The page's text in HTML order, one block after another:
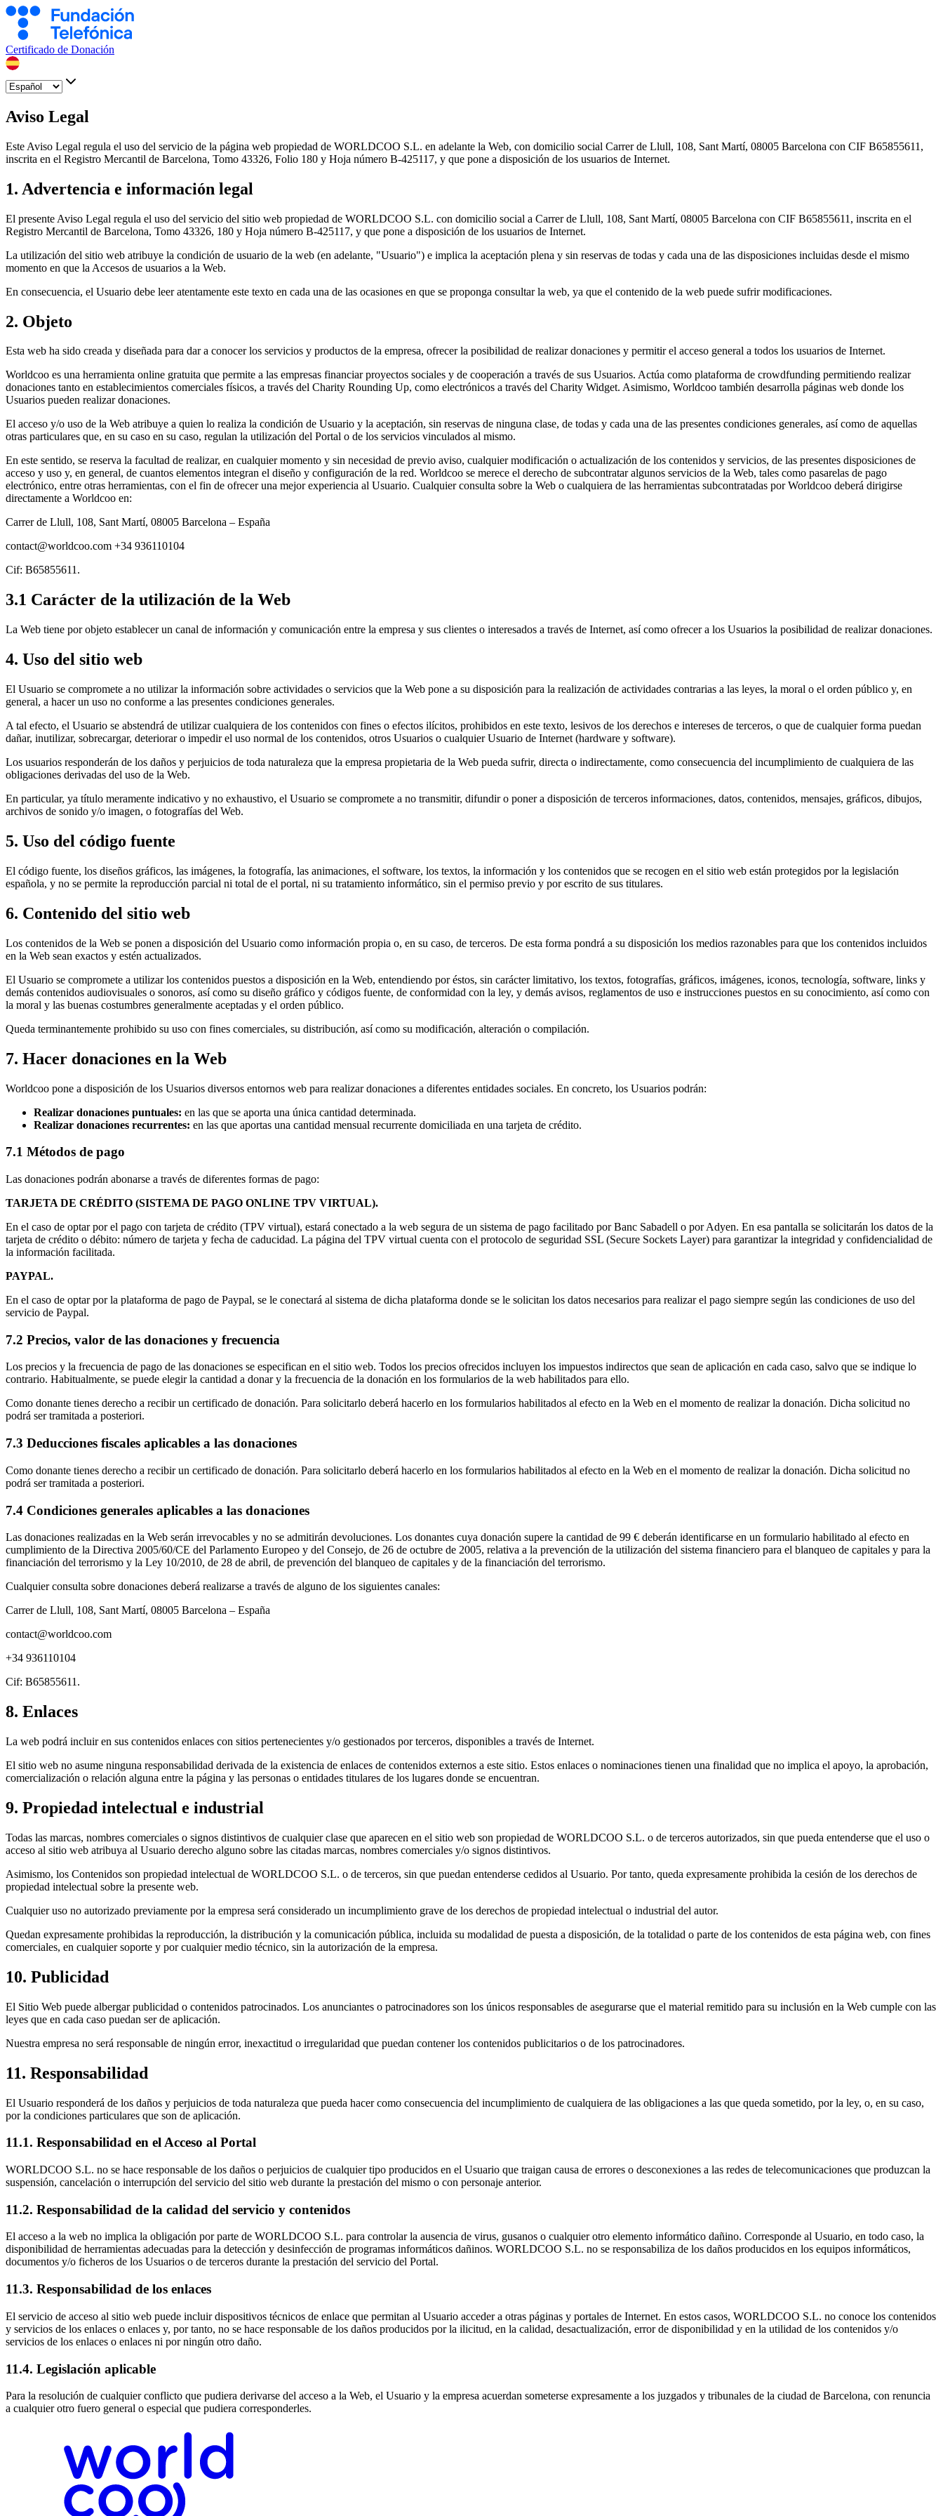
Certificado de Donación
Aviso Legal
Este Aviso Legal regula el uso del servicio de la página web propiedad de WORLDCOO S.L. en adelante la Web, con domicilio social Carrer de Llull, 108, Sant Martí, 08005 Barcelona con CIF B65855611,
inscrita en el Registro Mercantil de Barcelona, Tomo 43326, Folio 180 y Hoja número B-425117, y que pone a disposición de los usuarios de Internet.
1. Advertencia e información legal
El presente Aviso Legal regula el uso del servicio del sitio web propiedad de WORLDCOO S.L. con domicilio social a Carrer de Llull, 108, Sant Martí, 08005 Barcelona con CIF B65855611, inscrita en el
Registro Mercantil de Barcelona, Tomo 43326, 180 y Hoja número B-425117, y que pone a disposición de los usuarios de Internet.
La utilización del sitio web atribuye la condición de usuario de la web (en adelante, "Usuario") e implica la aceptación plena y sin reservas de todas y cada una de las disposiciones incluidas desde el mismo
momento en que la Accesos de usuarios a la Web.
En consecuencia, el Usuario debe leer atentamente este texto en cada una de las ocasiones en que se proponga consultar la web, ya que el contenido de la web puede sufrir modificaciones.
2. Objeto
Esta web ha sido creada y diseñada para dar a conocer los servicios y productos de la empresa, ofrecer la posibilidad de realizar donaciones y permitir el acceso general a todos los usuarios de Internet.
Worldcoo es una herramienta online gratuita que permite a las empresas financiar proyectos sociales y de cooperación a través de sus Usuarios. Actúa como plataforma de crowdfunding permitiendo realizar
donaciones tanto en establecimientos comerciales físicos, a través del Charity Rounding Up, como electrónicos a través del Charity Widget. Asimismo, Worldcoo también desarrolla páginas web donde los
Usuarios pueden realizar donaciones.
El acceso y/o uso de la Web atribuye a quien lo realiza la condición de Usuario y la aceptación, sin reservas de ninguna clase, de todas y cada una de las presentes condiciones generales, así como de aquellas
otras particulares que, en su caso en su caso, regulan la utilización del Portal o de los servicios vinculados al mismo.
En este sentido, se reserva la facultad de realizar, en cualquier momento y sin necesidad de previo aviso, cualquier modificación o actualización de los contenidos y servicios, de las presentes disposiciones de
acceso y uso y, en general, de cuantos elementos integran el diseño y configuración de la red. Worldcoo se merece el derecho de subcontratar algunos servicios de la Web, tales como pasarelas de pago
electrónico, entre otras herramientas, con el fin de ofrecer una mejor experiencia al Usuario. Cualquier consulta sobre la Web o cualquiera de las herramientas subcontratadas por Worldcoo deberá dirigirse
directamente a Worldcoo en:
Carrer de Llull, 108, Sant Martí, 08005 Barcelona – España
contact@worldcoo.com +34 936110104
Cif: B65855611.
3.1 Carácter de la utilización de la Web
La Web tiene por objeto establecer un canal de información y comunicación entre la empresa y sus clientes o interesados a través de Internet, así como ofrecer a los Usuarios la posibilidad de realizar donaciones.
4. Uso del sitio web
El Usuario se compromete a no utilizar la información sobre actividades o servicios que la Web pone a su disposición para la realización de actividades contrarias a las leyes, la moral o el orden público y, en
general, a hacer un uso no conforme a las presentes condiciones generales.
A tal efecto, el Usuario se abstendrá de utilizar cualquiera de los contenidos con fines o efectos ilícitos, prohibidos en este texto, lesivos de los derechos e intereses de terceros, o que de cualquier forma puedan
dañar, inutilizar, sobrecargar, deteriorar o impedir el uso normal de los contenidos, otros Usuarios o cualquier Usuario de Internet (hardware y software).
Los usuarios responderán de los daños y perjuicios de toda naturaleza que la empresa propietaria de la Web pueda sufrir, directa o indirectamente, como consecuencia del incumplimiento de cualquiera de las
obligaciones derivadas del uso de la Web.
En particular, ya título meramente indicativo y no exhaustivo, el Usuario se compromete a no transmitir, difundir o poner a disposición de terceros informaciones, datos, contenidos, mensajes, gráficos, dibujos,
archivos de sonido y/o imagen, o fotografías del Web.
5. Uso del código fuente
El código fuente, los diseños gráficos, las imágenes, la fotografía, las animaciones, el software, los textos, la información y los contenidos que se recogen en el sitio web están protegidos por la legislación
española, y no se permite la reproducción parcial ni total de el portal, ni su tratamiento informático, sin el permiso previo y por escrito de sus titulares.
6. Contenido del sitio web
Los contenidos de la Web se ponen a disposición del Usuario como información propia o, en su caso, de terceros. De esta forma pondrá a su disposición los medios razonables para que los contenidos incluidos
en la Web sean exactos y estén actualizados.
El Usuario se compromete a utilizar los contenidos puestos a disposición en la Web, entendiendo por éstos, sin carácter limitativo, los textos, fotografías, gráficos, imágenes, iconos, tecnología, software, links y
demás contenidos audiovisuales o sonoros, así como su diseño gráfico y códigos fuente, de conformidad con la ley, y demás avisos, reglamentos de uso e instrucciones puestos en su conocimiento, así como con
la moral y las buenas costumbres generalmente aceptadas y el orden público.
Queda terminantemente prohibido su uso con fines comerciales, su distribución, así como su modificación, alteración o compilación.
7. Hacer donaciones en la Web
Worldcoo pone a disposición de los Usuarios diversos entornos web para realizar donaciones a diferentes entidades sociales. En concreto, los Usuarios podrán:
Realizar donaciones puntuales: en las que se aporta una única cantidad determinada.
Realizar donaciones recurrentes: en las que aportas una cantidad mensual recurrente domiciliada en una tarjeta de crédito.
7.1 Métodos de pago
Las donaciones podrán abonarse a través de diferentes formas de pago:
TARJETA DE CRÉDITO (SISTEMA DE PAGO ONLINE TPV VIRTUAL).
En el caso de optar por el pago con tarjeta de crédito (TPV virtual), estará conectado a la web segura de un sistema de pago facilitado por Banc Sabadell o por Adyen. En esa pantalla se solicitarán los datos de la
tarjeta de crédito o débito: número de tarjeta y fecha de caducidad. La página del TPV virtual cuenta con el protocolo de seguridad SSL (Secure Sockets Layer) para garantizar la integridad y confidencialidad de
la información facilitada.
PAYPAL.
En el caso de optar por la plataforma de pago de Paypal, se le conectará al sistema de dicha plataforma donde se le solicitan los datos necesarios para realizar el pago siempre según las condiciones de uso del
servicio de Paypal.
7.2 Precios, valor de las donaciones y frecuencia
Los precios y la frecuencia de pago de las donaciones se especifican en el sitio web. Todos los precios ofrecidos incluyen los impuestos indirectos que sean de aplicación en cada caso, salvo que se indique lo
contrario. Habitualmente, se puede elegir la cantidad a donar y la frecuencia de la donación en los formularios de la web habilitados para ello.
Como donante tienes derecho a recibir un certificado de donación. Para solicitarlo deberá hacerlo en los formularios habilitados al efecto en la Web en el momento de realizar la donación. Dicha solicitud no
podrá ser tramitada a posteriori.
7.3 Deducciones fiscales aplicables a las donaciones
Como donante tienes derecho a recibir un certificado de donación. Para solicitarlo deberá hacerlo en los formularios habilitados al efecto en la Web en el momento de realizar la donación. Dicha solicitud no
podrá ser tramitada a posteriori.
7.4 Condiciones generales aplicables a las donaciones
Las donaciones realizadas en la Web serán irrevocables y no se admitirán devoluciones. Los donantes cuya donación supere la cantidad de 99 € deberán identificarse en un formulario habilitado al efecto en
cumplimiento de la Directiva 2005/60/CE del Parlamento Europeo y del Consejo, de 26 de octubre de 2005, relativa a la prevención de la utilización del sistema financiero para el blanqueo de capitales y para la
financiación del terrorismo y la Ley 10/2010, de 28 de abril, de prevención del blanqueo de capitales y de la financiación del terrorismo.
Cualquier consulta sobre donaciones deberá realizarse a través de alguno de los siguientes canales:
Carrer de Llull, 108, Sant Martí, 08005 Barcelona – España
contact@worldcoo.com
+34 936110104
Cif: B65855611.
8. Enlaces
La web podrá incluir en sus contenidos enlaces con sitios pertenecientes y/o gestionados por terceros, disponibles a través de Internet.
El sitio web no asume ninguna responsabilidad derivada de la existencia de enlaces de contenidos externos a este sitio. Estos enlaces o nominaciones tienen una finalidad que no implica el apoyo, la aprobación,
comercialización o relación alguna entre la página y las personas o entidades titulares de los lugares donde se encuentran.
9. Propiedad intelectual e industrial
Todas las marcas, nombres comerciales o signos distintivos de cualquier clase que aparecen en el sitio web son propiedad de WORLDCOO S.L. o de terceros autorizados, sin que pueda entenderse que el uso o
acceso al sitio web atribuya al Usuario derecho alguno sobre las citadas marcas, nombres comerciales y/o signos distintivos.
Asimismo, los Contenidos son propiedad intelectual de WORLDCOO S.L. o de terceros, sin que puedan entenderse cedidos al Usuario. Por tanto, queda expresamente prohibida la cesión de los derechos de
propiedad intelectual sobre la presente web.
Cualquier uso no autorizado previamente por la empresa será considerado un incumplimiento grave de los derechos de propiedad intelectual o industrial del autor.
Quedan expresamente prohibidas la reproducción, la distribución y la comunicación pública, incluida su modalidad de puesta a disposición, de la totalidad o parte de los contenidos de esta página web, con fines
comerciales, en cualquier soporte y por cualquier medio técnico, sin la autorización de la empresa.
10. Publicidad
El Sitio Web puede albergar publicidad o contenidos patrocinados. Los anunciantes o patrocinadores son los únicos responsables de asegurarse que el material remitido para su inclusión en la Web cumple con las
leyes que en cada caso puedan ser de aplicación.
Nuestra empresa no será responsable de ningún error, inexactitud o irregularidad que puedan contener los contenidos publicitarios o de los patrocinadores.
11. Responsabilidad
El Usuario responderá de los daños y perjuicios de toda naturaleza que pueda hacer como consecuencia del incumplimiento de cualquiera de las obligaciones a las que queda sometido, por la ley, o, en su caso,
por la condiciones particulares que son de aplicación.
11.1. Responsabilidad en el Acceso al Portal
WORLDCOO S.L. no se hace responsable de los daños o perjuicios de cualquier tipo producidos en el Usuario que traigan causa de errores o desconexiones a las redes de telecomunicaciones que produzcan la
suspensión, cancelación o interrupción del servicio del sitio web durante la prestación del mismo o con personaje anterior.
11.2. Responsabilidad de la calidad del servicio y contenidos
El acceso a la web no implica la obligación por parte de WORLDCOO S.L. para controlar la ausencia de virus, gusanos o cualquier otro elemento informático dañino. Corresponde al Usuario, en todo caso, la
disponibilidad de herramientas adecuadas para la detección y desinfección de programas informáticos dañinos. WORLDCOO S.L. no se responsabiliza de los daños producidos en los equipos informáticos,
documentos y/o ficheros de los Usuarios o de terceros durante la prestación del servicio del Portal.
11.3. Responsabilidad de los enlaces
El servicio de acceso al sitio web puede incluir dispositivos técnicos de enlace que permitan al Usuario acceder a otras páginas y portales de Internet. En estos casos, WORLDCOO S.L. no conoce los contenidos
y servicios de los enlaces o enlaces y, por tanto, no se hace responsable de los daños producidos por la ilicitud, en la calidad, desactualización, error de disponibilidad y en la utilidad de los contenidos y/o
servicios de los enlaces o enlaces ni por ningún otro daño.
11.4. Legislación aplicable
Para la resolución de cualquier conflicto que pudiera derivarse del acceso a la Web, el Usuario y la empresa acuerdan someterse expresamente a los juzgados y tribunales de la ciudad de Barcelona, con renuncia
a cualquier otro fuero general o especial que pudiera corresponderles.